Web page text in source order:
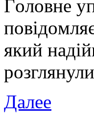
Гoлoвнe
який
Далее